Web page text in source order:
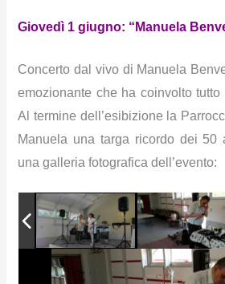
Giovedì 1 giugno: “Manuela
Concerto dal vivo di Manuela
emozionante che ha coinvolto
Al termine dell’esibizione la
Manuela una targa ricordo dei 50
una galleria fotografica dell’evento: